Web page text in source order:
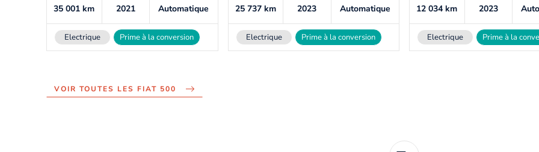
35 001km 2021 Automatique
Electrique Prime à la conversion
25 737 km 2023 Automatique
Electrique Prime à la conversion
12 034km 2023
Electrique Prime à la
VOIR TOUTES LES FIAT 500